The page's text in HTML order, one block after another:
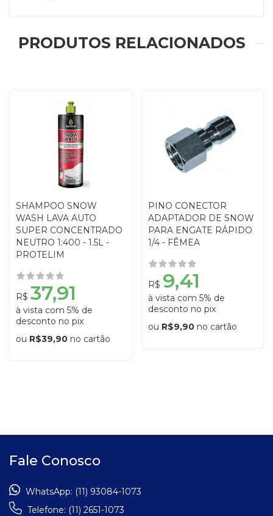
PRODUTOS RELACIONADOS
SHAMPOO SNOW
WASH LAVA AUTO
SUPER CONCENTRADO
NEUTRO 1:400 - 1.5L -
PROTELIM
R$ 37,91
à vista com 5% de
desconto no pix
ou R$39,90 no cartão
PINO CONECTOR
ADAPTADOR DE SNOW
PARA ENGATE RÁPIDO
1/4 - FÊMEA
R$ 9,41
à vista com 5% de
desconto no pix
ou R$9,90no cartão
Fale Conosco
WhatsApp: (11) 93084-1073
Telefone: (11) 2651-1073